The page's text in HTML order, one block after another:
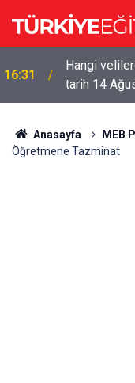
16:31
Hangi
tarih 14
Anasayfa MEB
Öğretmene Tazminat